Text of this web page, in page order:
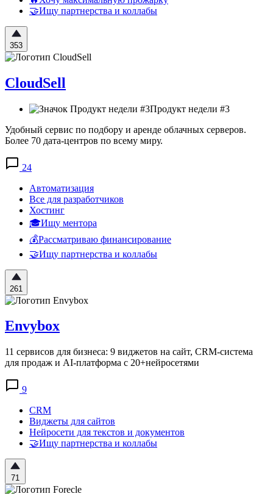
🤝Ищу партнерства и коллабы
353
CloudSell
Продукт недели #3
Удобный сервис по подбору и аренде облачных серверов.
Более 70 дата-центров по всему миру.
24
Автоматизация
Все для разработчиков
Хостинг
🎓Ищу ментора
💰Рассматриваю финансирование
🤝Ищу партнерства и коллабы
261
Envybox
11 сервисов для бизнеса: 9 виджетов на сайт, CRM-система
для продаж и AI-платформа с 20+нейросетями
9
CRM
Виджеты для сайтов
Нейросети для текстов и документов
🤝Ищу партнерства и коллабы
71